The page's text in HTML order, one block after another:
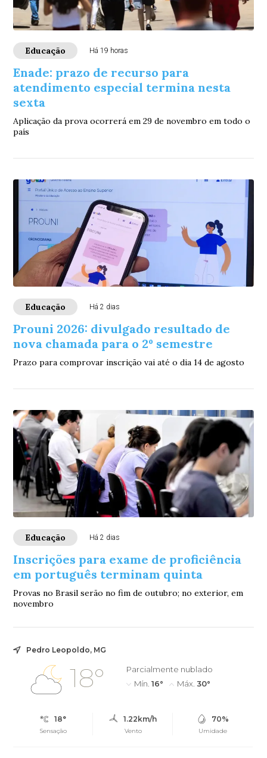
Educação Há 19 horas
Enade: prazo de recurso para
atendimento especial termina nesta
sexta
Aplicação da prova ocorrerá em 29 de novembro em todo o
país
Educação Há 2 dias
Prouni 2026: divulgado resultado de
nova chamada para o 2º semestre
Prazo para comprovar inscrição vai até o dia 14 de agosto
Educação Há 2 dias
Inscrições para exame de proficiência
em português terminam quinta
Provas no Brasil serão no fim de outubro; no exterior, em
novembro
Pedro Leopoldo, MG
18°
Parcialmente nublado
Mín. 16° Máx. 30°
18°
Sensação
1.22km/h
Vento
70%
Umidade